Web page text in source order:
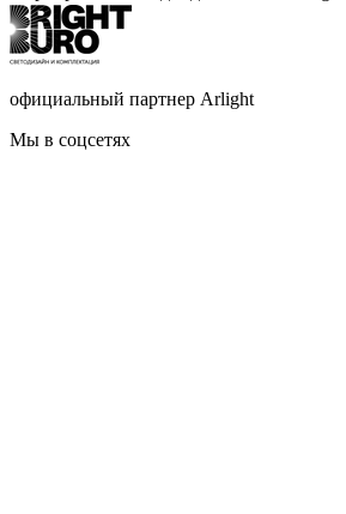
официальный партнер Arlight
Мы в соцсетях